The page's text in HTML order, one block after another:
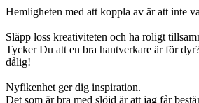
Hemligheten med att koppla av är att inte
Släpp loss kreativiteten och ha roligt
Tycker Du att en bra hantverkare är för
dålig!
Nyfikenhet ger dig inspiration.
Det som är bra med slöjd är att jag får